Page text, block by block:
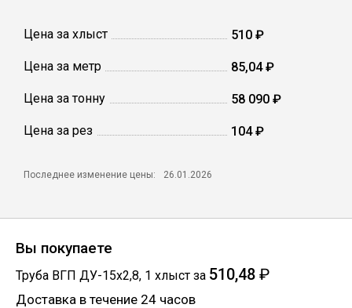
Цена за хлыст 510 ₽
Цена за метр 85,04 ₽
Цена за тонну 58 090 ₽
Цена за рез 104 ₽
Последнее изменение цены: 26.01.2026
Вы покупаете
Труба ВГП ДУ-15х2,8, 1 хлыст за 510,48 ₽
Доставка в течение 24 часов